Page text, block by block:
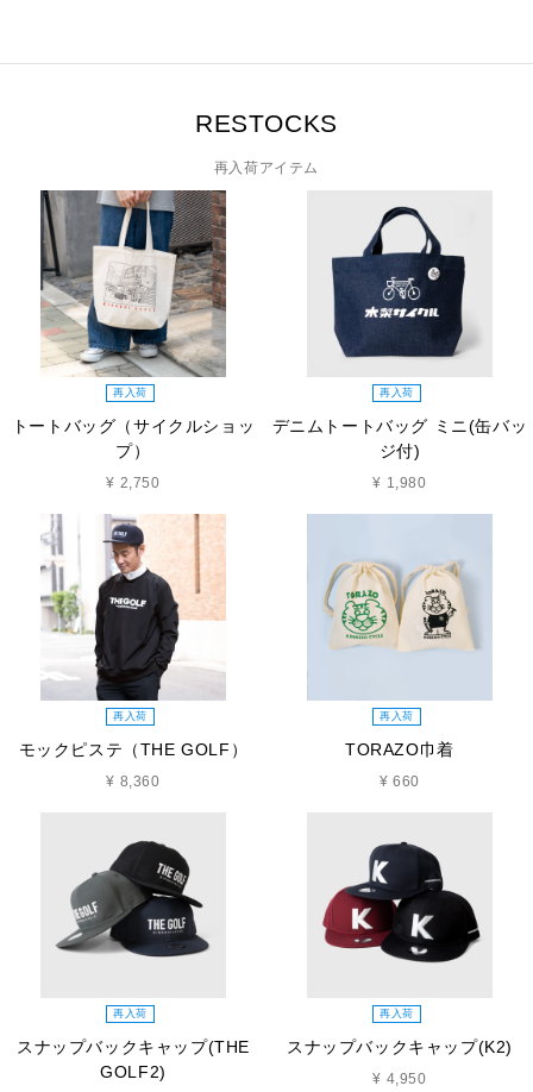
RESTOCKS
再入荷アイテム
再入荷
トートバッグ（サイクルショッ
プ）
¥ 2,750
再入荷
デニムトートバッグ ミニ(缶バッ
ジ付)
¥ 1,980
再入荷
モックピステ（THE GOLF）
¥ 8,360
再入荷
TORAZO巾着
¥ 660
再入荷
スナップバックキャップ(THE
GOLF2)
再入荷
スナップバックキャップ(K2)
¥ 4,950